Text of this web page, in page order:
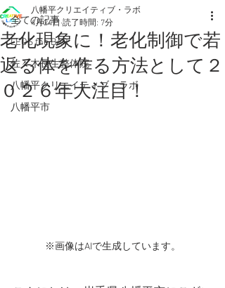
全ての記事
LEOS the BAR
佐々木長生整体院
八幡平クリエイティブ・ラボ
八幡平市
老化現象に！老化制御で若
返る体を作る方法として２
０２６年大注目！
八幡平クリエイティブ・ラボ
4月24日 読了時間: 7分
※画像はAIで生成しています。